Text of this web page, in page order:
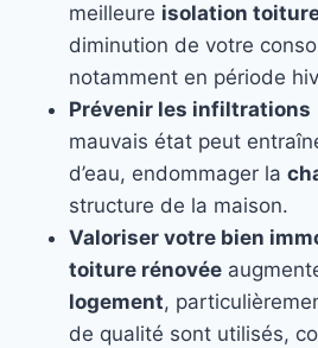
meilleure isolation
diminution de votre
notamment en période
Prévenir les infiltrations
mauvais état peut
d’eau, endommager la
structure de la maison.
Valoriser votre bien
toiture rénovée
logement,
de qualité sont utilisés,